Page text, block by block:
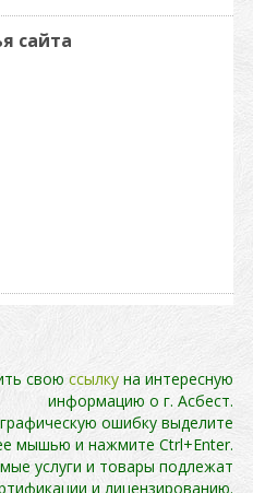
сайта
свою ссылку на интересную
информацию о г. Асбест.
ошибку выделите
мышью и нажмите Ctrl+Enter.
услуги и товары подлежат
и лицензированию.